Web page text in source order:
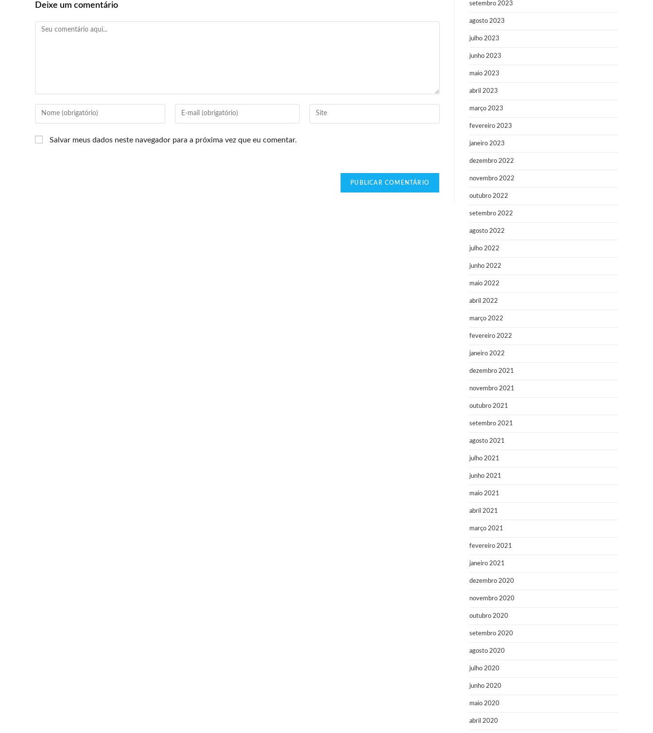
Deixe um comentário
Salvar meus dados neste navegador para a próxima vez que eu comentar.
setembro 2023
agosto 2023
julho 2023
junho 2023
maio 2023
abril 2023
março 2023
fevereiro 2023
janeiro 2023
dezembro 2022
novembro 2022
outubro 2022
setembro 2022
agosto 2022
julho 2022
junho 2022
maio 2022
abril 2022
março 2022
fevereiro 2022
janeiro 2022
dezembro 2021
novembro 2021
outubro 2021
setembro 2021
agosto 2021
julho 2021
junho 2021
maio 2021
abril 2021
março 2021
fevereiro 2021
janeiro 2021
dezembro 2020
novembro 2020
outubro 2020
setembro 2020
agosto 2020
julho 2020
junho 2020
maio 2020
abril 2020